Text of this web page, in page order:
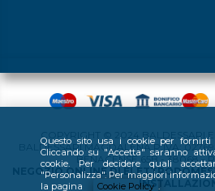
Questo sito usa i cookie per fornirti
Cliccando su "Accetta" saranno
cookie. Per decidere quali
"Personalizza". Per maggiori
la pagina
Cookie Policy .
COPYRIGHT © 2024 BALDESSARI
BALDESSARI MAGDALENA P.IVA:
BENACENSE 65B - 38068 -
NEGOZIO ONLINE DI